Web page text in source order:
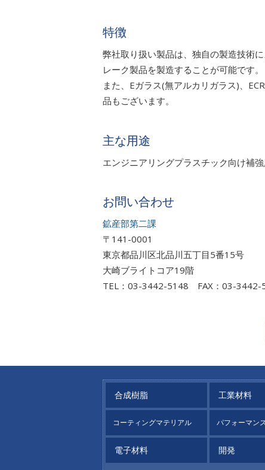
特徴
弊社取り扱い製品は、独自の製造技術
レーク製品を製造することが可能です。
また、Eガラス(無アルカリガラス)、
品もございます。
主な用途
エンジニアリングプラスチック向け補
お問い合わせ
鉱産部第二課
〒141-0001
東京都品川区北品川五丁目5番15号
大崎ブライトコア19階
TEL：03-3442-5148 FAX：03-3442-
合成樹脂 工業材料
コーティングマテリアル パフォーマン
電子材料 開発